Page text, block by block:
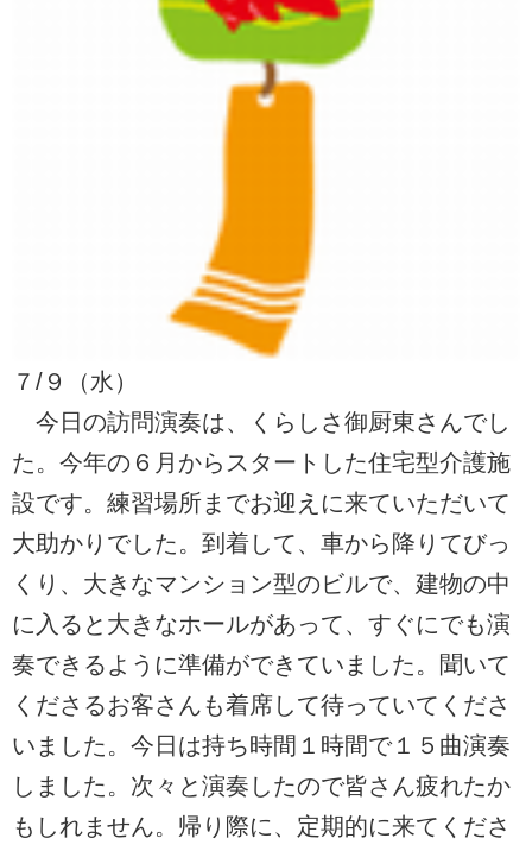
７/９（水）
今日の訪問演奏は、くらしさ御厨東さんでし
た。今年の６月からスタートした住宅型介護施
設です。練習場所までお迎えに来ていただいて
大助かりでした。到着して、車から降りてびっ
くり、大きなマンション型のビルで、建物の中
に入ると大きなホールがあって、すぐにでも演
奏できるように準備ができていました。聞いて
くださるお客さんも着席して待っていてくださ
いました。今日は持ち時間１時間で１５曲演奏
しました。次々と演奏したので皆さん疲れたか
もしれません。帰り際に、定期的に来てくださ